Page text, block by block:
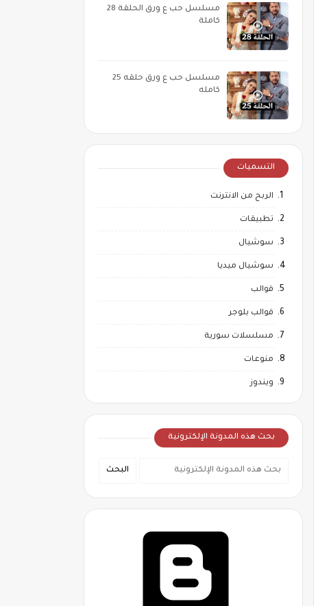
مسلسل حب ع ورق الحلقة 28
كاملة
مسلسل حب ع ورق حلقه 25
كامله
التسميات
الربح من الانترنت
تطبيقات
سوشيال
سوشيال ميديا
قوالب
قوالب بلوجر
مسلسلات سورية
منوعات
ويندوز
بحث هذه المدونة الإلكترونية